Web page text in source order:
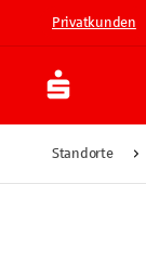
Privatkunden
Standorte